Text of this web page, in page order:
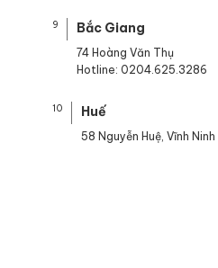
9 Bắc Giang
74 Hoàng Văn Thụ
Hotline: 0204.625.3286
10 Huế
58 Nguyễn Huệ, Vĩnh Ninh